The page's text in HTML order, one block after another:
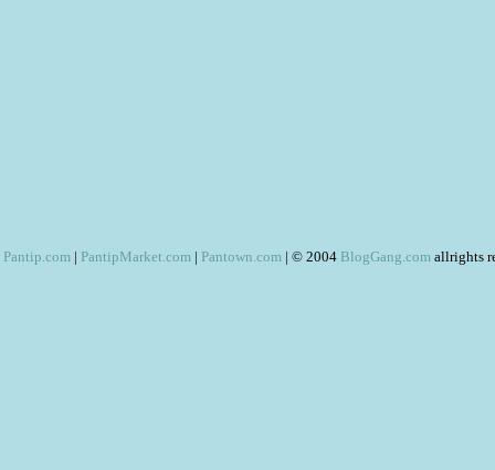
Pantip.com | PantipMarket.com | Pantown.com | © 2004 BlogGang.com allrights